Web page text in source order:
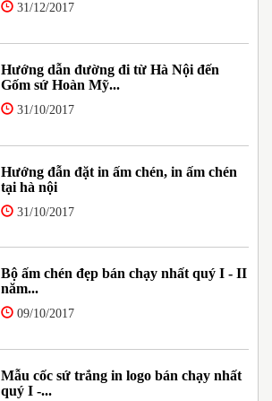
31/12/2017
Hướng dẫn đường đi từ Hà Nội đến
Gốm sứ Hoàn Mỹ...
31/10/2017
Hướng đẫn đặt in ấm chén, in ấm chén
tại hà nội
31/10/2017
Bộ ấm chén đẹp bán chạy nhất quý I - II
năm...
09/10/2017
Mẫu cốc sứ trắng in logo bán chạy nhất
quý I -...